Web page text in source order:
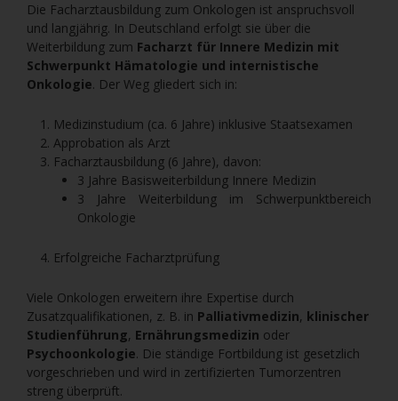
Die Facharztausbildung zum Onkologen ist anspruchsvoll
und langjährig. In Deutschland erfolgt sie über die
Weiterbildung zum Facharzt für Innere Medizin mit
Schwerpunkt Hämatologie und internistische
Onkologie. Der Weg gliedert sich in:
Medizinstudium (ca. 6 Jahre) inklusive Staatsexamen
Approbation als Arzt
Facharztausbildung (6 Jahre), davon:
3 Jahre Basisweiterbildung Innere Medizin
3 Jahre Weiterbildung im Schwerpunktbereich
Onkologie
Erfolgreiche Facharztprüfung
Viele Onkologen erweitern ihre Expertise durch
Zusatzqualifikationen, z. B. in Palliativmedizin, klinischer
Studienführung, Ernährungsmedizin oder
Psychoonkologie. Die ständige Fortbildung ist gesetzlich
vorgeschrieben und wird in zertifizierten Tumorzentren
streng überprüft.